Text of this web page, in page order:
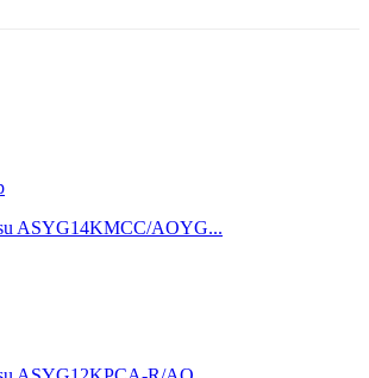
ASYG14KMCC/AOYG...